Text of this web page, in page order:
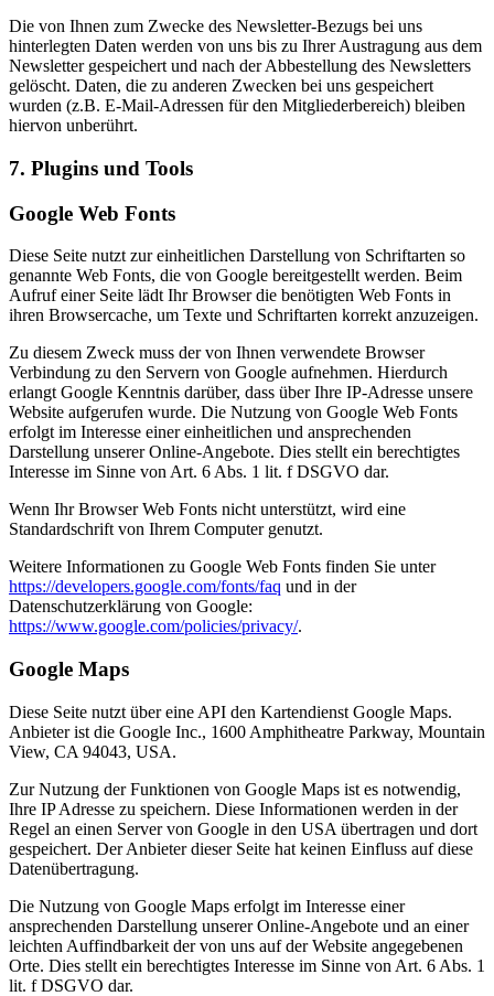
Die von Ihnen zum Zwecke des Newsletter-Bezugs bei uns
hinterlegten Daten werden von uns bis zu Ihrer Austragung aus dem
Newsletter gespeichert und nach der Abbestellung des Newsletters
gelöscht. Daten, die zu anderen Zwecken bei uns gespeichert
wurden (z.B. E-Mail-Adressen für den Mitgliederbereich) bleiben
hiervon unberührt.
7. Plugins und Tools
Google Web Fonts
Diese Seite nutzt zur einheitlichen Darstellung von Schriftarten so
genannte Web Fonts, die von Google bereitgestellt werden. Beim
Aufruf einer Seite lädt Ihr Browser die benötigten Web Fonts in
ihren Browsercache, um Texte und Schriftarten korrekt anzuzeigen.
Zu diesem Zweck muss der von Ihnen verwendete Browser
Verbindung zu den Servern von Google aufnehmen. Hierdurch
erlangt Google Kenntnis darüber, dass über Ihre IP-Adresse unsere
Website aufgerufen wurde. Die Nutzung von Google Web Fonts
erfolgt im Interesse einer einheitlichen und ansprechenden
Darstellung unserer Online-Angebote. Dies stellt ein berechtigtes
Interesse im Sinne von Art. 6 Abs. 1 lit. f DSGVO dar.
Wenn Ihr Browser Web Fonts nicht unterstützt, wird eine
Standardschrift von Ihrem Computer genutzt.
Weitere Informationen zu Google Web Fonts finden Sie unter
https://developers.google.com/fonts/faq und in der
Datenschutzerklärung von Google:
https://www.google.com/policies/privacy/.
Google Maps
Diese Seite nutzt über eine API den Kartendienst Google Maps.
Anbieter ist die Google Inc., 1600 Amphitheatre Parkway, Mountain
View, CA 94043, USA.
Zur Nutzung der Funktionen von Google Maps ist es notwendig,
Ihre IP Adresse zu speichern. Diese Informationen werden in der
Regel an einen Server von Google in den USA übertragen und dort
gespeichert. Der Anbieter dieser Seite hat keinen Einfluss auf diese
Datenübertragung.
Die Nutzung von Google Maps erfolgt im Interesse einer
ansprechenden Darstellung unserer Online-Angebote und an einer
leichten Auffindbarkeit der von uns auf der Website angegebenen
Orte. Dies stellt ein berechtigtes Interesse im Sinne von Art. 6 Abs. 1
lit. f DSGVO dar.